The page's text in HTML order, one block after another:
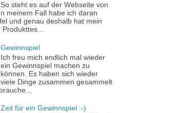
So steht es auf der Webseite von
meinem Fall habe ich daran
und genau deshalb hat mein
Produkttes...
Gewinnspiel
Ich freu mich endlich mal wieder
ein Gewinnspiel machen zu
können. Es haben sich wieder
viele Dinge zusammen gesammelt
Zeit für ein Gewinnspiel :-)